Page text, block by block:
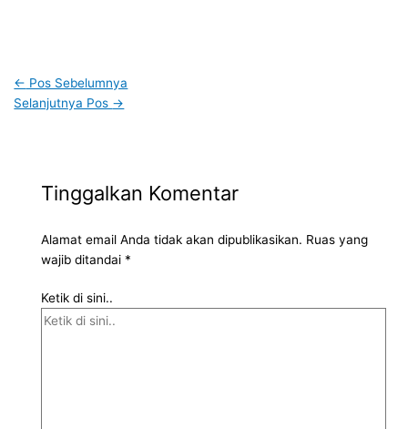
← Pos Sebelumnya
Selanjutnya Pos →
Tinggalkan Komentar
Alamat email Anda tidak akan dipublikasikan. Ruas yang
wajib ditandai *
Ketik di sini..